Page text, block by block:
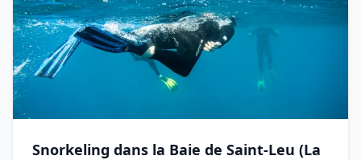
Snorkeling dans la Baie de Saint‑Leu (La